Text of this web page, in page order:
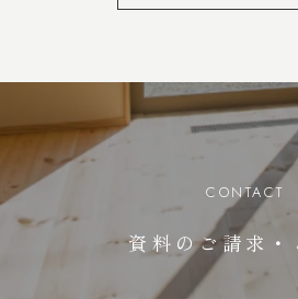
CONTACT
資料のご請求・